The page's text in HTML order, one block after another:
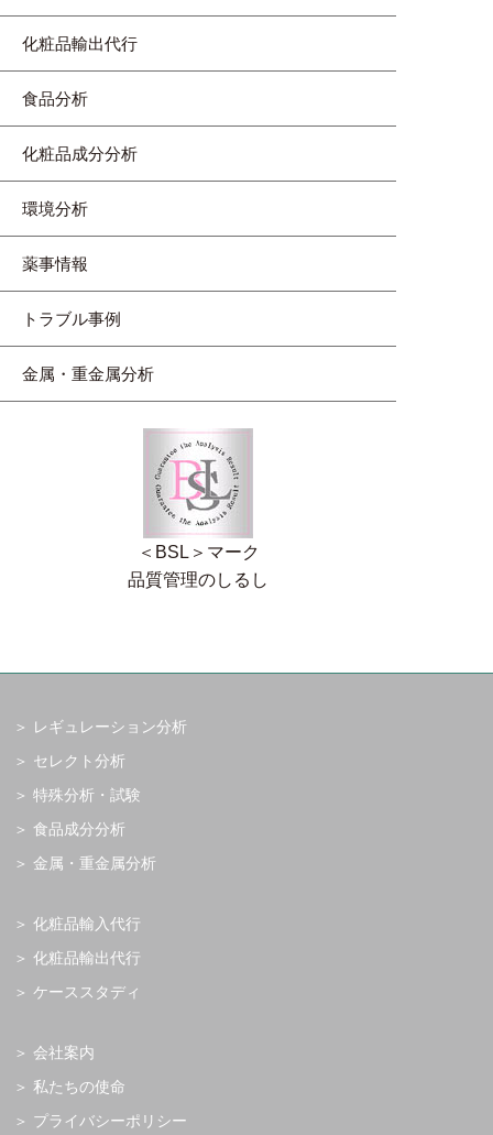
化粧品輸出代行
食品分析
化粧品成分分析
環境分析
薬事情報
トラブル事例
金属・重金属分析
＜BSL＞マーク
品質管理のしるし
レギュレーション分析
セレクト分析
特殊分析・試験
食品成分分析
金属・重金属分析
化粧品輸入代行
化粧品輸出代行
ケーススタディ
会社案内
私たちの使命
プライバシーポリシー